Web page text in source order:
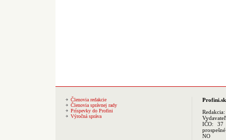
Členovia redakcie
Členovia správnej rady
Príspevky do Profini
Výročná správa
Profini.sk
Redakcia:
IČO: 37
NO